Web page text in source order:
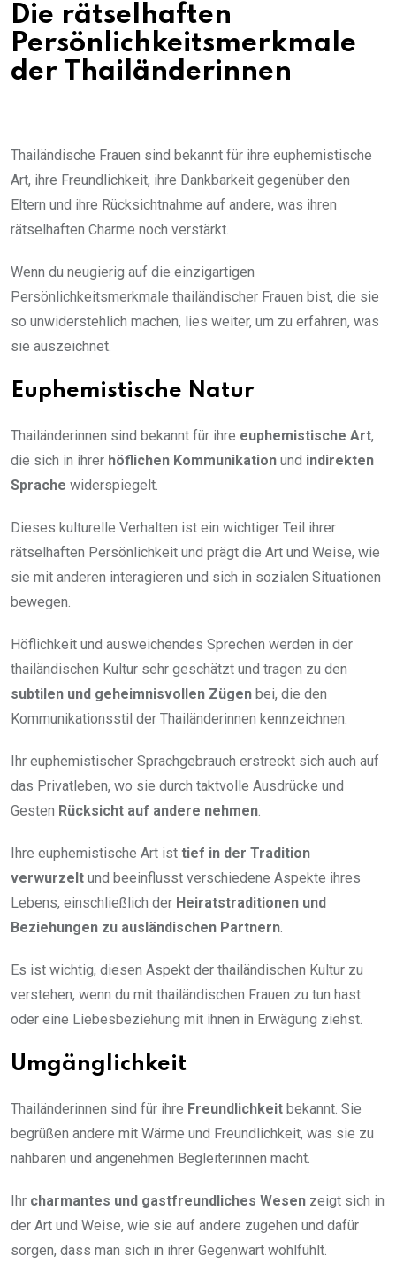
Die rätselhaften
Persönlichkeitsmerkmale
der Thailänderinnen
Thailändische Frauen sind bekannt für ihre euphemistische
Art, ihre Freundlichkeit, ihre Dankbarkeit gegenüber den
Eltern und ihre Rücksichtnahme auf andere, was ihren
rätselhaften Charme noch verstärkt.
Wenn du neugierig auf die einzigartigen
Persönlichkeitsmerkmale thailändischer Frauen bist, die sie
so unwiderstehlich machen, lies weiter, um zu erfahren, was
sie auszeichnet.
Euphemistische Natur
Thailänderinnen sind bekannt für ihre euphemistische Art,
die sich in ihrer höflichen Kommunikation und indirekten
Sprache widerspiegelt.
Dieses kulturelle Verhalten ist ein wichtiger Teil ihrer
rätselhaften Persönlichkeit und prägt die Art und Weise, wie
sie mit anderen interagieren und sich in sozialen Situationen
bewegen.
Höflichkeit und ausweichendes Sprechen werden in der
thailändischen Kultur sehr geschätzt und tragen zu den
subtilen und geheimnisvollen Zügen bei, die den
Kommunikationsstil der Thailänderinnen kennzeichnen.
Ihr euphemistischer Sprachgebrauch erstreckt sich auch auf
das Privatleben, wo sie durch taktvolle Ausdrücke und
Gesten Rücksicht auf andere nehmen
Ihre euphemistische Art ist tief in der Tradition
verwurzelt und beeinflusst verschiedene Aspekte ihres
Lebens, einschließlich der Heiratstraditionen und
Beziehungen zu ausländischen Partnern
Es ist wichtig, diesen Aspekt der thailändischen Kultur zu
verstehen, wenn du mit thailändischen Frauen zu tun hast
oder eine Liebesbeziehung mit ihnen in Erwägung ziehst.
Umgänglichkeit
Thailänderinnen sind für ihre Freundlichkeit bekannt. Sie
begrüßen andere mit Wärme und Freundlichkeit, was sie zu
nahbaren und angenehmen Begleiterinnen macht.
Ihr charmantes und gastfreundliches Wesen zeigt sich in
der Art und Weise, wie sie auf andere zugehen und dafür
sorgen, dass man sich in ihrer Gegenwart wohlfühlt.